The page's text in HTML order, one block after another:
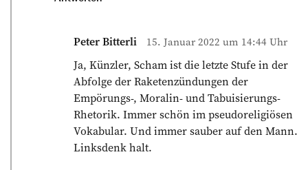
Peter Bitterli 15. Januar 2022 um 14:44 Uhr
Ja, Künzler, Scham ist die letzte Stufe in der
Abfolge der Raketenzündungen der
Empörungs-, Moralin- und Tabuisierungs-
Rhetorik. Immer schön im pseudoreligiösen
Vokabular. Und immer sauber auf den Mann.
Linksdenk halt.